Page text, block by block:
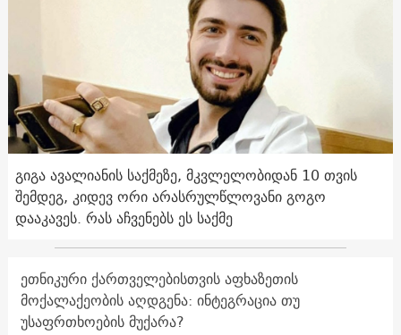
გიგა ავალიანის საქმეზე, მკვლელობიდან 10 თვის
შემდეგ, კიდევ ორი არასრულწლოვანი გოგო
დააკავეს. რას აჩვენებს ეს საქმე
ეთნიკური ქართველებისთვის აფხაზეთის
მოქალაქეობის აღდგენა: ინტეგრაცია თუ
უსაფრთხოების მუქარა?